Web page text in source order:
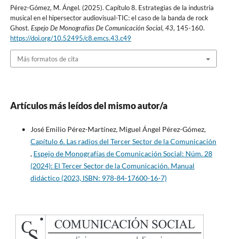
Pérez-Gómez, M. Ángel. (2025). Capítulo 8. Estrategias de la industria
musical en el hipersector audiovisual-TIC: el caso de la banda de rock
Ghost. Espejo De Monografías De Comunicación Social,43, 145-160.
https://doi.org/10.52495/c8.emcs.43.c49
Más formatos de cita
Artículos más leídos del mismo autor/a
José Emilio Pérez-Martínez, Miguel Ángel Pérez-Gómez,
Capítulo 6. Las radios del Tercer Sector de la Comunicación
, Espejo de Monografías de Comunicación Social: Núm. 28
(2024): El Tercer Sector de la Comunicación. Manual
didáctico (2023, ISBN: 978-84-17600-16-7)